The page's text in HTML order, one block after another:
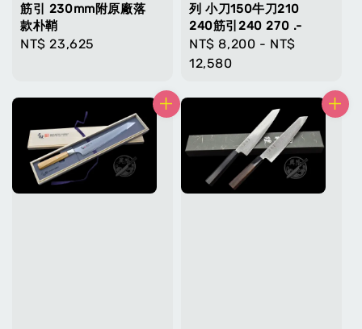
筋引 230mm附原廠落
款朴鞘
Regular
NT$ 23,625
列 小刀150牛刀210
240筋引240 270 .-
Regular
price
NT$ 8,200 - NT$
12,580